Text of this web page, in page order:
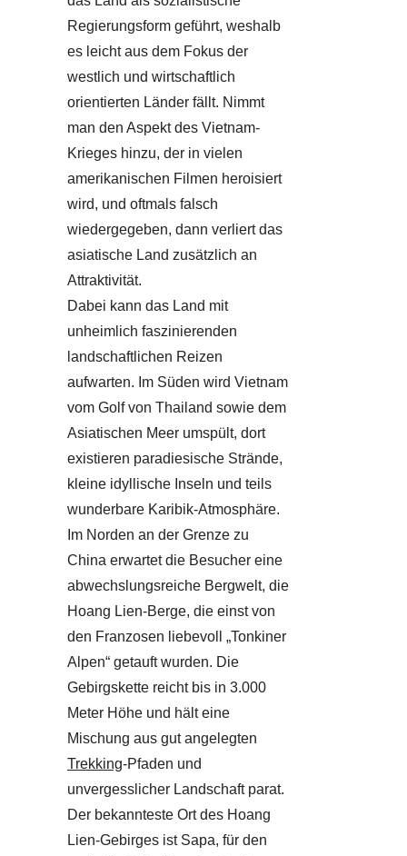
Regierungsform geführt, weshalb
es leicht aus dem Fokus der
westlich und wirtschaftlich
orientierten Länder fällt. Nimmt
man den Aspekt des Vietnam-
Krieges hinzu, der in vielen
amerikanischen Filmen heroisiert
wird, und oftmals falsch
wiedergegeben, dann verliert das
asiatische Land zusätzlich an
Attraktivität.
Dabei kann das Land mit
unheimlich faszinierenden
landschaftlichen Reizen
aufwarten. Im Süden wird Vietnam
vom Golf von Thailand sowie dem
Asiatischen Meer umspült, dort
existieren paradiesische Strände,
kleine idyllische Inseln und teils
wunderbare Karibik-Atmosphäre.
Im Norden an der Grenze zu
China erwartet die Besucher eine
abwechslungsreiche Bergwelt, die
Hoang Lien-Berge, die einst von
den Franzosen liebevoll „Tonkiner
Alpen“ getauft wurden. Die
Gebirgskette reicht bis in 3.000
Meter Höhe und hält eine
Mischung aus gut angelegten
Trekking-Pfaden und
unvergesslicher Landschaft parat.
Der bekannteste Ort des Hoang
Lien-Gebirges ist Sapa, für den